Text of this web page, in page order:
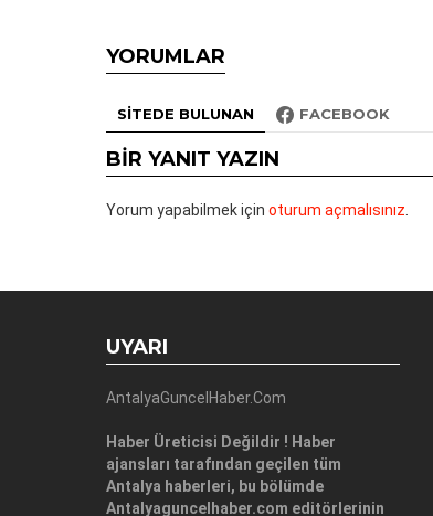
YORUMLAR
SITEDE BULUNAN FACEBOOK
BIR YANIT YAZIN
Yorum yapabilmek için oturum açmalısınız
UYARI
AntalyaGuncelHaber.Com
Haber Üreticisi Değildir ! Haber
ajansları tarafından geçilen tüm
Antalya haberleri, bu bölümde
Antalyaguncelhaber.com editörlerinin